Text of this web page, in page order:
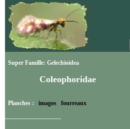
Super Famille: Gelechioidea
Coleophoridae
Planches : imagos fourreaux
----------------------------